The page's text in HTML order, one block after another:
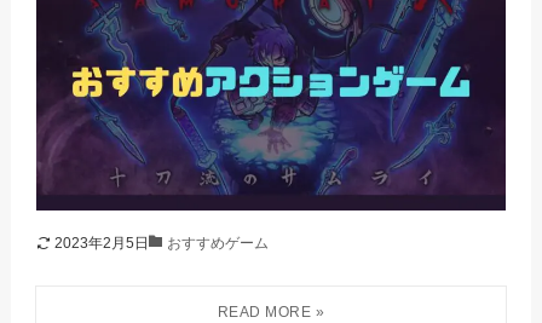
2023年2月5日 おすすめゲーム